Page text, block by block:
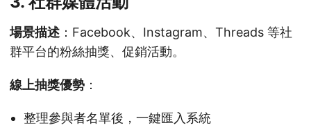
場景描述 ：Facebook、Instagram、Threads 等社
群平台的粉絲抽獎、促銷活動。
線上抽獎優勢 ：
整理參與者名單後，一鍵匯入系統